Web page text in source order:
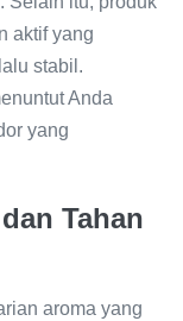
aktif yang
stabil.
Anda
yang
Tahan
aroma yang